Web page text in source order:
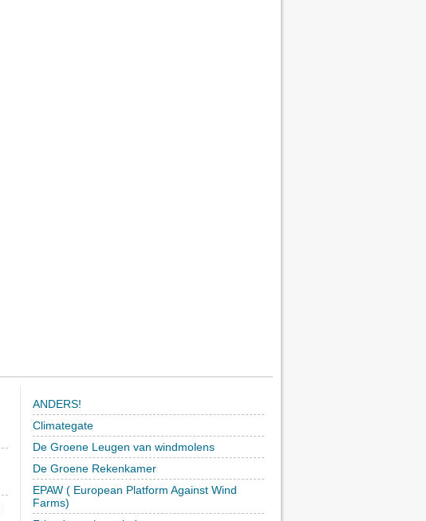
ANDERS!
Climategate
De Groene Leugen van windmolens
De Groene Rekenkamer
EPAW ( European Platform Against Wind
Farms)